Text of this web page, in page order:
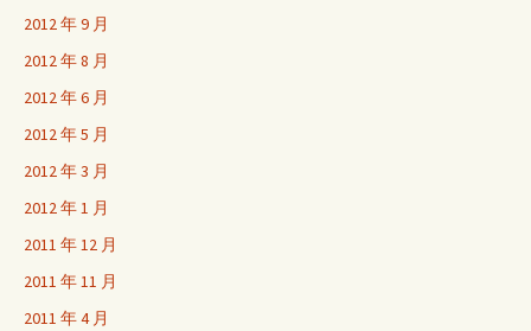
2012 年 9 月
2012 年 8 月
2012 年 6 月
2012 年 5 月
2012 年 3 月
2012 年 1 月
2011 年 12 月
2011 年 11 月
2011 年 4 月